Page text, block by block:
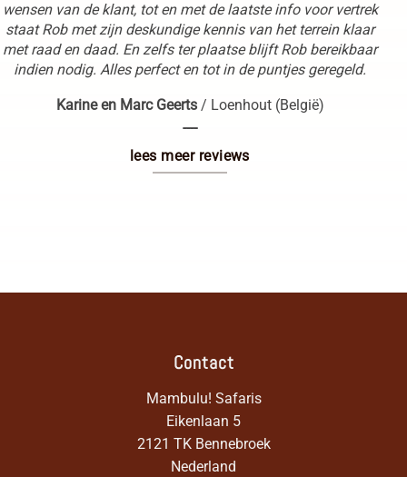
wensen van de klant, tot en met de laatste info voor vertrek
staat Rob met zijn deskundige kennis van het terrein klaar
met raad en daad. En zelfs ter plaatse blijft Rob bereikbaar
indien nodig. Alles perfect en tot in de puntjes geregeld.
Karine en Marc Geerts / Loenhout (België)
----
lees meer reviews
Contact
Mambulu! Safaris
Eikenlaan 5
2121 TK Bennebroek
Nederland